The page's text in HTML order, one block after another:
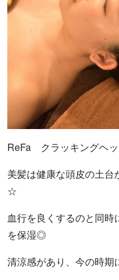
ReFa クラッキングヘ
美髪は健康な頭皮の土台
☆
血行を良くするのと同
を保湿◎
清涼感があり、今の時期